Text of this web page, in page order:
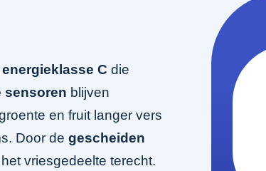
energieklasse C die
sensoren blijven
en fruit langer vers
Door de gescheiden
vriesgedeelte terecht.